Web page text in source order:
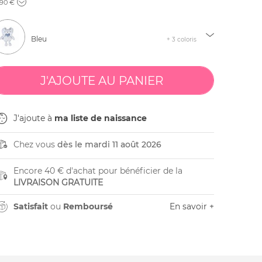
€
Bleu + 3 coloris
J'ajoute à ma liste de naissance
Chez vous dès le mardi 11 août 2026
Encore 40 € d'achat pour bénéficier de la
LIVRAISON GRATUITE
Satisfaitou Remboursé En savoir +